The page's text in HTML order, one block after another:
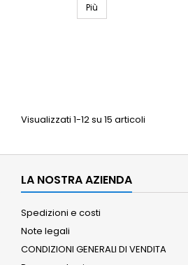
Più
Visualizzati 1-12 su 15 articoli
LA NOSTRA AZIENDA
Spedizioni e costi
Note legali
CONDIZIONI GENERALI DI VENDITA